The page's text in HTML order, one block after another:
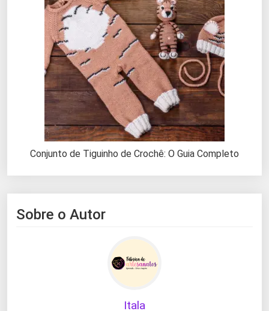
Conjunto de Tiguinho de Crochê: O Guia Completo
Sobre o Autor
Itala